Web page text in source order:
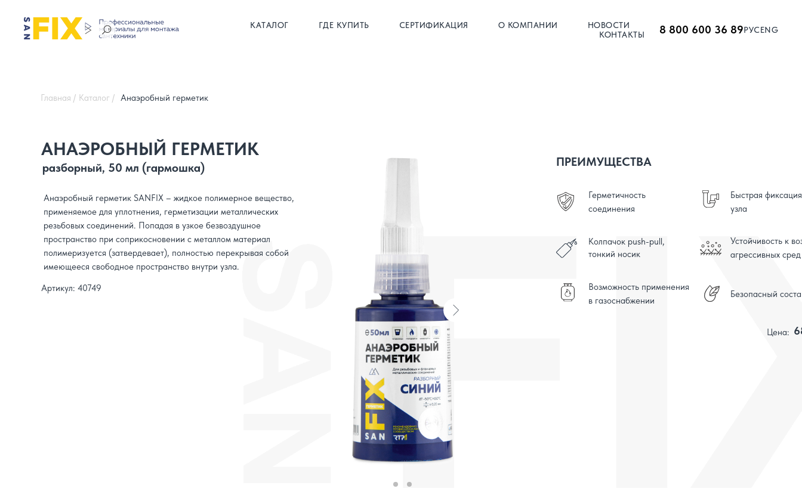
КАТАЛОГ ГДЕ КУПИТЬ СЕРТИФИКАЦИЯ О КОМПАНИИ
НОВОСТИ
КОНТАКТЫ
8 800 600 36 89РУСENG
Главная / Каталог / Анаэробный герметик
АНАЭРОБНЫЙ ГЕРМЕТИК
разборный, 50 мл (гармошка)
Анаэробный герметик SANFIX – жидкое полимерное вещество,
применяемое для уплотнения, герметизации металлических
резьбовых соединений. Попадая в узкое безвоздушное
пространство при соприкосновении с металлом материал
полимеризуется (затвердевает), полностью перекрывая собой
имеющееся свободное пространство внутри узла.
Герметичность
соединения
Возможность применения
в газоснабжении
Безопасный
ПРЕИМУЩЕСТВА
Быстрая фиксация
узла
Устойчивость к
агрессивных сред
Колпачок push-pull,
тонкий носик
Артикул: 40749
Цена: